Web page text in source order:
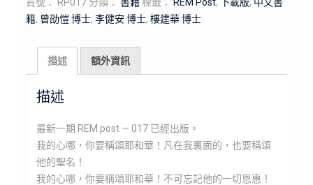
籍, 曾劭愷 博士, 李健安 博士, 樓建華 博士
描述 額外資訊
描述
最新一期 REM post — 017 已經出版。
我的心哪，你要稱頌耶和華！凡在我裏面的，也要稱頌
他的聖名！
我的心哪，你要稱頌耶和華！不可忘記他的一切恩惠！